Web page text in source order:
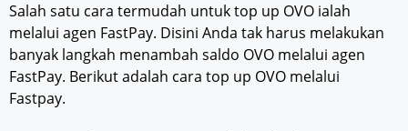
Salah satu cara termudah untuk top up OVO ialah
melalui agen FastPay. Disini Anda tak harus melakukan
banyak langkah menambah saldo OVO melalui agen
FastPay. Berikut adalah cara top up OVO melalui
Fastpay.